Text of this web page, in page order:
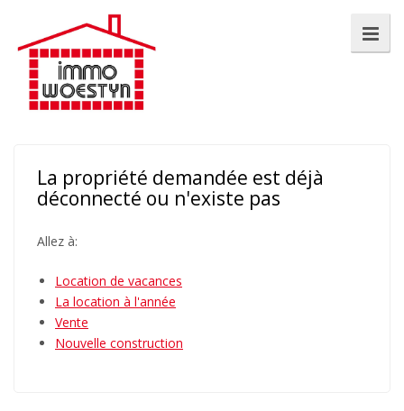
La propriété demandée est déjà
déconnecté ou n'existe pas
Allez à:
Location de vacances
La location à l'année
Vente
Nouvelle construction